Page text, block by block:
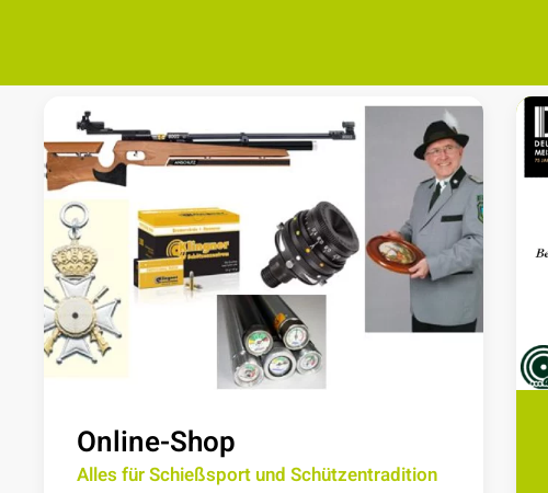
Online-Shop
Alles für Schießsport und Schützentradition